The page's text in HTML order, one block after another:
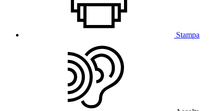
Stampa